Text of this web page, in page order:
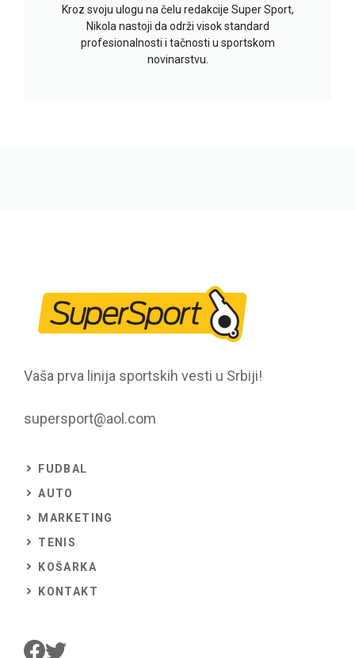
Kroz svoju ulogu na čelu redakcije Super Sport,
Nikola nastoji da održi visok standard
profesionalnosti i tačnosti u sportskom
novinarstvu.
Vaša prva linija sportskih vesti u Srbiji!
supersport@aol.com
FUDBAL
AUTO
MARKETING
TENIS
KOŠARKA
KONTAKT